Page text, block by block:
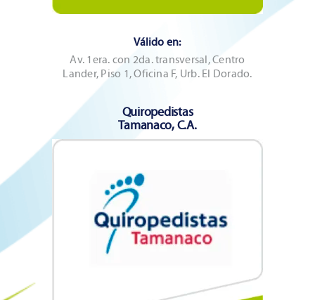
Válido en:
Av. 1era. con 2da. transversal, Centro
Lander, Piso 1, Oficina F, Urb. El Dorado.
Quiropedistas
Tamanaco, C.A.